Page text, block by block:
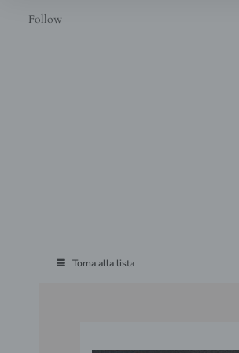
Follow
Torna alla lista